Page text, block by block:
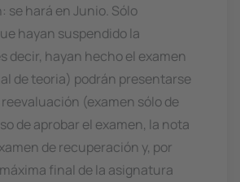
se hará en Junio. Sólo
hayan suspendido la
decir, hayan hecho el examen
de teoria) podrán presentarse
(examen sólo de
de aprobar el examen, la nota
de recuperación y, por
final de la asignatura